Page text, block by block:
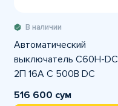
В наличии
Автоматический
выключатель C60H-DC
2П 16А C 500В DC
516 600 сум